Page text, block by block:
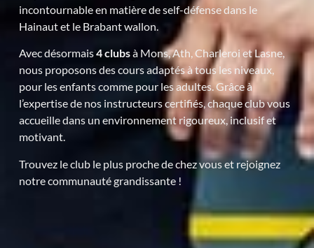
incontournable en matière de self-défense dans le
Hainaut et le Brabant wallon.
Avec désormais4 clubsà Mons, Ath, Charleroi et Lasne,
nous proposons des cours adaptés à tous les niveaux,
pour les enfants comme pour les adultes. Grâce à
l’expertise de nos instructeurs certifiés, chaque club vous
accueille dans un environnement rigoureux, inclusif et
motivant.
Trouvez le club le plus proche de chez vous et rejoignez
notre communauté grandissante !